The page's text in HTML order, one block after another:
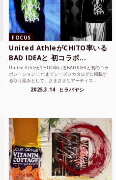
FOCUS
United AthleがCHITO率いる
BAD IDEAと 初コラボ...
United AthleがCHITO率いるBAD IDEAと初のコラ
ボレーション これまでシーズンカタログに掲載す
る取り組みとして、さまざまなアーティス...
2025.3.14 ヒラバヤシ